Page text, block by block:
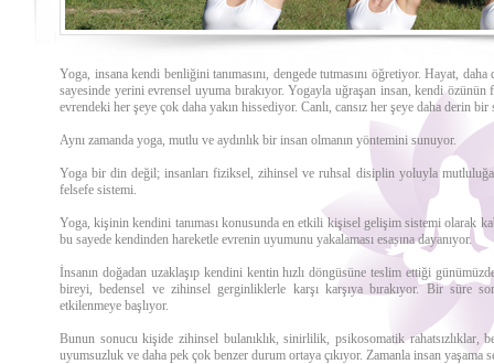
Yoga, insana kendi benliğini tanımasını, dengede tutmasını öğretiyor. Hayat,
sayesinde yerini evrensel uyuma bırakıyor. Yogayla uğraşan insan, kendi
evrendeki her şeye çok daha yakın hissediyor. Canlı, cansız her şeye daha derin
Aynı zamanda yoga, mutlu ve aydınlık bir insan olmanın yöntemini sunuyor.
Yoga bir din değil; insanları fiziksel, zihinsel ve ruhsal disiplin yoluyla mutluluğa,
felsefe sistemi.
Yoga, kişinin kendini tanıması konusunda en etkili kişisel gelişim sistemi olarak
bu sayede kendinden hareketle evrenin uyumunu yakalaması esasına dayanıyor.
İnsanın doğadan uzaklaşıp kendini kentin hızlı döngüsüne teslim ettiği
bireyi, bedensel ve zihinsel gerginliklerle karşı karşıya bırakıyor. Bir süre
etkilenmeye başlıyor.
Bunun sonucu kişide zihinsel bulanıklık, sinirlilik, psikosomatik rahatsızlıklar,
uyumsuzluk ve daha pek çok benzer durum ortaya çıkıyor. Zamanla insan yaşama